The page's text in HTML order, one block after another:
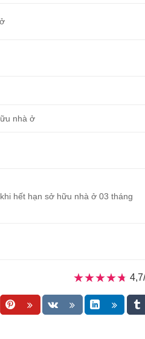
nhà ở
hết hạn sở hữu nhà ở 03 tháng
★★★★★
★★★★★